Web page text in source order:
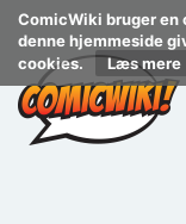
ComicWiki bruger en
denne hjemmeside
cookies.
Læs mere